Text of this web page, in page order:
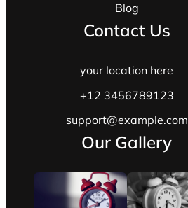
Blog
Contact Us
your location here
+12 3456789123
support@example.com
Our Gallery